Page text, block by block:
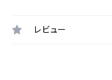
レビュー